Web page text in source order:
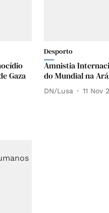
Gaza
Desporto
Amnistia
do Mundial na
DN/Lusa 11 Nov